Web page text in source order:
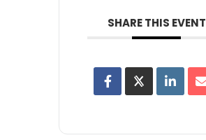
SHARE THIS EVENT